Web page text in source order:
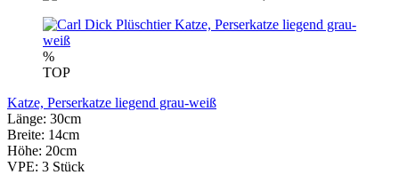
%
TOP
Katze, Perserkatze liegend grau-weiß
Länge: 30cm
Breite: 14cm
Höhe: 20cm
VPE: 3 Stück